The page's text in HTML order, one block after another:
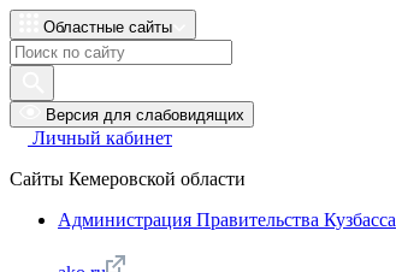
Областные сайты
Версия для слабовидящих
Личный кабинет
Сайты Кемеровской области
Администрация Правительства Кузбасса